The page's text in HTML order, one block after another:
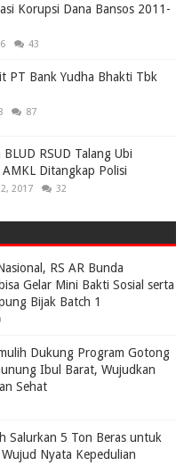
Korupsi Dana Bansos 2011-
43
PT Bank Yudha Bhakti Tbk
87
RSUD Talang Ubi
Ditangkap Polisi
2017 32
RS AR Bunda
Gelar Mini Bakti Sosial serta
Bijak Batch 1
Dukung Program Gotong
Ibul Barat, Wujudkan
Sehat
Salurkan 5 Ton Beras untuk
Nyata Kepedulian